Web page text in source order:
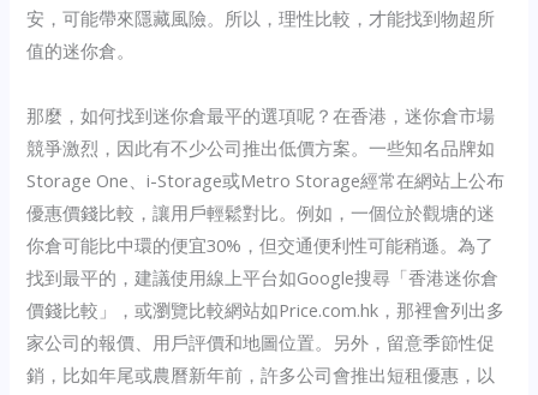
安，可能帶來隱藏風險。所以，理性比較，才能找到物超所
值的迷你倉。
那麼，如何找到迷你倉最平的選項呢？在香港，迷你倉市場
競爭激烈，因此有不少公司推出低價方案。一些知名品牌如
Storage One、i-Storage或Metro Storage經常在網站上公布
優惠價錢比較，讓用戶輕鬆對比。例如，一個位於觀塘的迷
你倉可能比中環的便宜30%，但交通便利性可能稍遜。為了
找到最平的，建議使用線上平台如Google搜尋「香港迷你倉
價錢比較」，或瀏覽比較網站如Price.com.hk，那裡會列出多
家公司的報價、用戶評價和地圖位置。另外，留意季節性促
銷，比如年尾或農曆新年前，許多公司會推出短租優惠，以